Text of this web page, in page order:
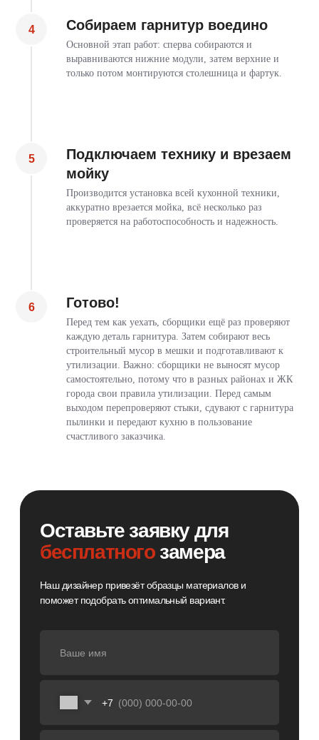
Собираем гарнитур воедино
Основной этап работ: сперва собираются и
выравниваются нижние модули, затем верхние и
только потом монтируются столешница и фартук.
Подключаем технику и врезаем
мойку
Производится установка всей кухонной техники,
аккуратно врезается мойка, всё несколько раз
проверяется на работоспособность и надежность.
Готово!
Перед тем как уехать, сборщики ещё раз проверяют
каждую деталь гарнитура. Затем собирают весь
строительный мусор в мешки и подготавливают к
утилизации. Важно: сборщики не выносят мусор
самостоятельно, потому что в разных районах и ЖК
города свои правила утилизации. Перед самым
выходом перепроверяют стыки, сдувают с гарнитура
пылинки и передают кухню в пользование
счастливого заказчика.
бесплатногозамера
Наш дизайнер привезёт образцы материалов и
поможет подобрать оптимальный вариант.
политикой конфиденциальности
Вызвать дизайнера
Константин Шнайдер
Заключение договора